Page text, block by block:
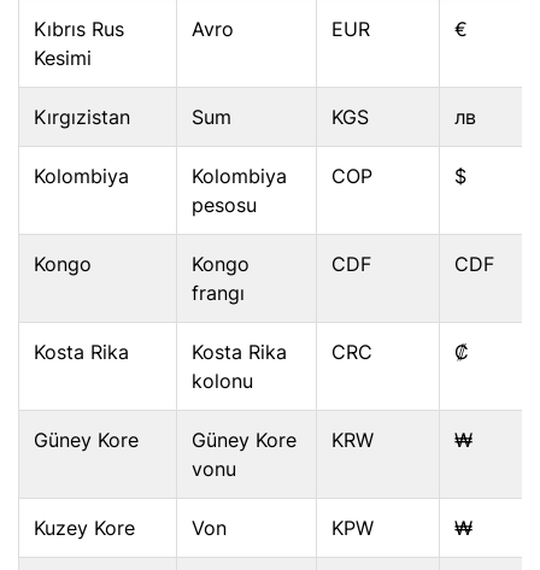
Kıbrıs Rus
Kesimi
Avro EUR €
Kırgızistan Sum KGS лв
Kolombiya
Kolombiya
pesosu
COP $
Kongo
Kongo
frangı
CDF CDF
Kosta Rika
Kosta Rika
kolonu
CRC ₡
Güney Kore
Güney Kore
vonu
KRW ₩
Kuzey Kore Von KPW ₩